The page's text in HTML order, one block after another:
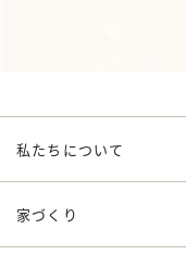
私たちについて
家づくり